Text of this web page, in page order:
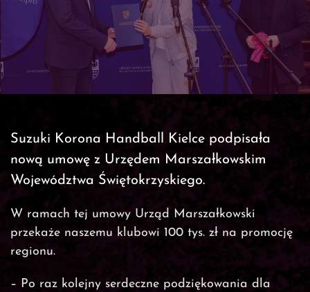
Suzuki Korona Handball Kielce podpisała
nową umowę z Urzędem Marszałkowskim
Województwa Świętokrzyskiego.
W ramach tej umowy Urząd Marszałkowski
przekaże naszemu klubowi 100 tys. zł na promocję
regionu.
– Po raz kolejny serdeczne podziękowania dla